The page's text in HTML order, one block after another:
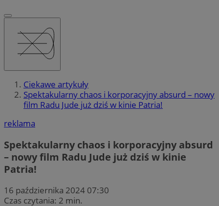
Ciekawe artykuły
Spektakularny chaos i korporacyjny absurd – nowy
film Radu Jude już dziś w kinie Patria!
reklama
Spektakularny chaos i korporacyjny absurd
– nowy film Radu Jude już dziś w kinie
Patria!
16 października 2024 07:30
Czas czytania: 2 min.